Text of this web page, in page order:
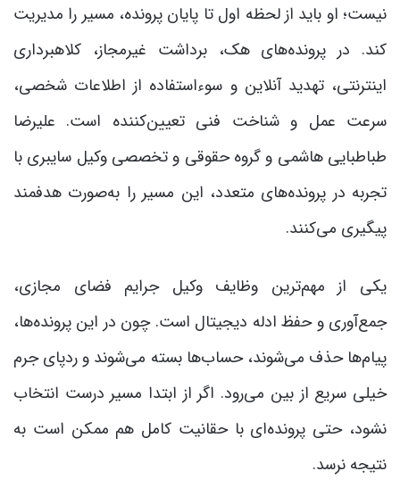
نیست؛ او باید از لحظه اول تا پایان پرونده، مسیر را مدیریت
کند. در پرونده‌های هک، برداشت غیرمجاز، کلاهبرداری
اینترنتی، تهدید آنلاین و سوءاستفاده از اطلاعات شخصی،
سرعت عمل و شناخت فنی تعیین‌کننده است. علیرضا
طباطبایی هاشمی و گروه حقوقی و تخصصی وکیل سایبری با
تجربه در پرونده‌های متعدد، این مسیر را به‌صورت هدفمند
پیگیری می‌کنند.
یکی از مهم‌ترین وظایف وکیل جرایم فضای مجازی،
جمع‌آوری و حفظ ادله دیجیتال است. چون در این پرونده‌ها،
پیام‌ها حذف می‌شوند، حساب‌ها بسته می‌شوند و ردپای جرم
خیلی سریع از بین می‌رود. اگر از ابتدا مسیر درست انتخاب
نشود، حتی پرونده‌ای با حقانیت کامل هم ممکن است به
نتیجه نرسد.